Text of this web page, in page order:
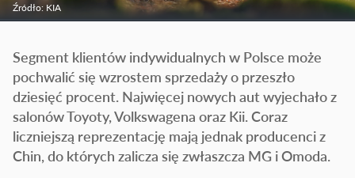
Źródło: KIA
Segment klientów indywidualnych w Polsce może
pochwalić się wzrostem sprzedaży o przeszło
dziesięć procent. Najwięcej nowych aut wyjechało z
salonów Toyoty, Volkswagena oraz Kii. Coraz
liczniejszą reprezentację mają jednak producenci z
Chin, do których zalicza się zwłaszcza MG i Omoda.